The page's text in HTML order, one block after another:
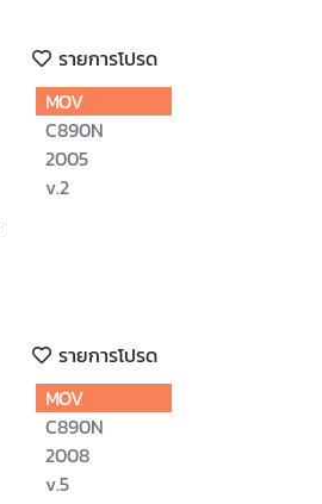
รายการโปรด
MOV
C890N
2005
v.2
รายการโปรด
MOV
C890N
2008
v.5